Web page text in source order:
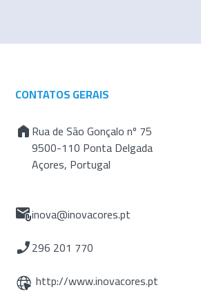
CONTATOS GERAIS
Rua de São Gonçalo nº 75
9500-110 Ponta Delgada
Açores, Portugal
inova@inovacores.pt
296 201 770
http://www.inovacores.pt